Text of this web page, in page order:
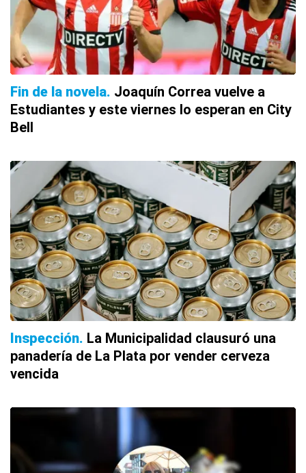
Fin de la novela Joaquín Correa vuelve a
Estudiantes y este viernes lo esperan en City
Bell
Inspección La Municipalidad clausuró una
panadería de La Plata por vender cerveza
vencida